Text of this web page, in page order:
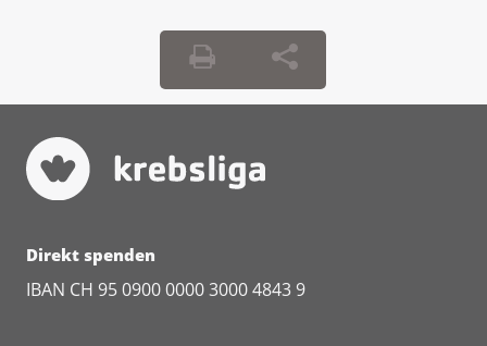
Direkt spenden
IBAN CH 95 0900 0000 3000 4843 9